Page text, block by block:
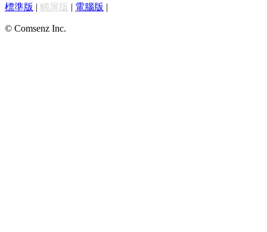
標準版 | 觸屏版 | 電腦版 |
© Comsenz Inc.